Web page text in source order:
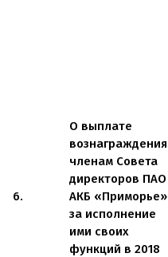
6.
О выплате
вознаграждения
членам Совета
директоров ПАО
АКБ «Приморье»
за исполнение
ими своих
функций в 2018